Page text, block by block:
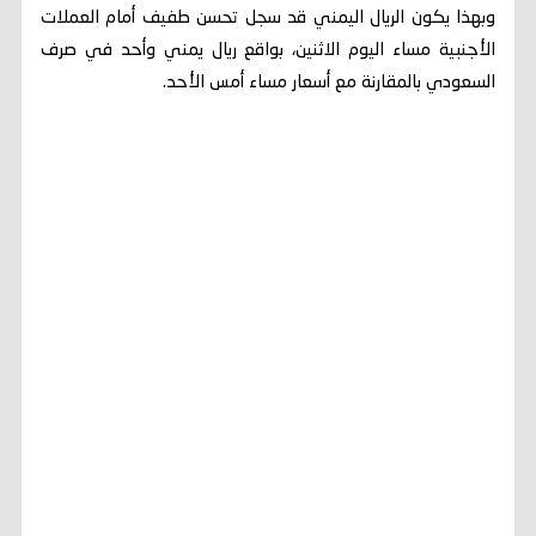
وبهذا يكون الريال اليمني قد سجل تحسن طفيف أمام العملات
الأجنبية مساء اليوم الاثنين، بواقع ريال يمني وأحد في صرف
السعودي بالمقارنة مع أسعار مساء أمس الأحد.